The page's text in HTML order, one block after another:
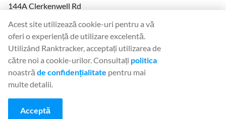
144A Clerkenwell Rd
Company No: 08820809
felix@ranktracker.com
2015 -
Acest site utilizează cookie-uri pentru a vă
oferi o experiență de utilizare excelentă.
Utilizând Ranktracker, acceptați utilizarea de
către noi a cookie-urilor. Consultați politica
noastră de confidențialitate pentru mai
multe detalii.
Acceptă